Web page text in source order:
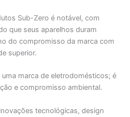
Sub-Zero é notável, com
que seus aparelhos duram
do compromisso da marca com
superior.
marca de eletrodomésticos; é
e compromisso ambiental.
tecnológicas, design